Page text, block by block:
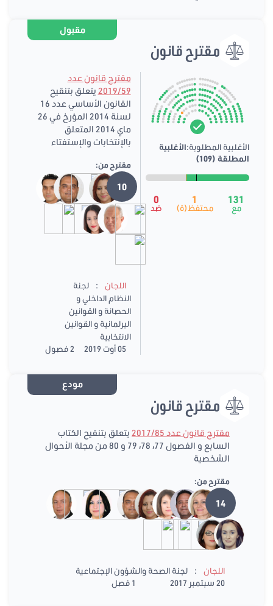
مقبول
مقترح قانون
الأغلبية المطلوبة:الأغلبية
المطلقة (109)
131
مع
1
محتفظ(ة)
0
ضد
مقترح قانون عدد
2019/59 يتعلق بتنقيح
القانون الأساسي عدد 16
لسنة 2014 المؤرخ في 26
ماي 2014 المتعلق
بالإنتخابات والإستفتاء
مقترح من:
10
اللجان :
لجنة
النظام الداخلي و
الحصانة و القوانين
البرلمانية و القوانين
الانتخابية
05 أوت 2019
2 فصول
مودع
مقترح قانون
مقترح قانون عدد 2017/85
يتعلق بتنقيح الكتاب
السابع و الفصول 77، 78، 79 و 80 من مجلة الأحوال
الشخصية
مقترح من:
14
اللجان :
لجنة الصحة والشؤون الإجتماعية
20 سبتمبر 2017
1 فصل